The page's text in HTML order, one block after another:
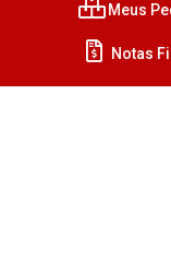
Meus
Notas